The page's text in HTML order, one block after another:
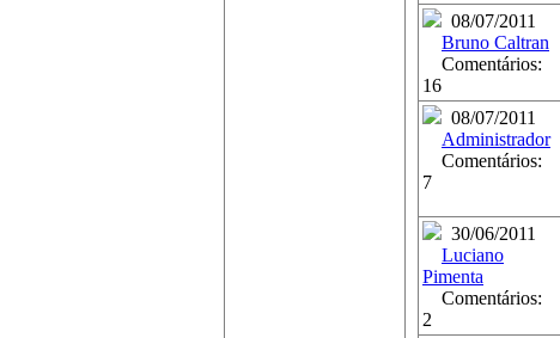
08/07/2011
Bruno Caltran
Comentários:
16
08/07/2011
Administrador
Comentários:
7
30/06/2011
Luciano
Pimenta
Comentários:
2